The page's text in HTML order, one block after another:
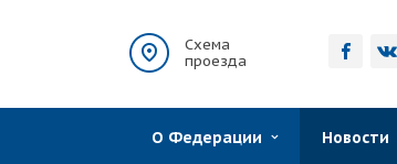
Схема
проезда
О Федерации Новости